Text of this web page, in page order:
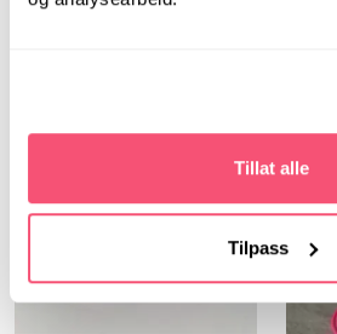
Tillat alle
Tilpass